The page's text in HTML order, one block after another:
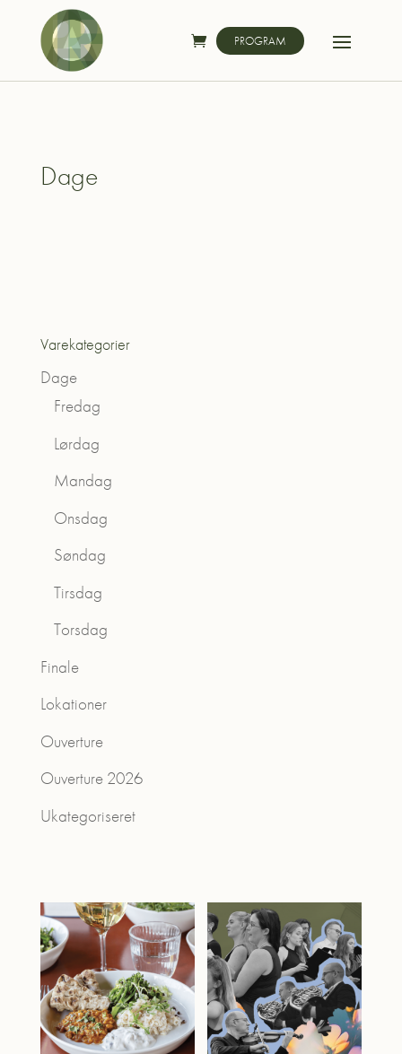
PROGRAM
Dage
Varekategorier
Dage
Fredag
Lørdag
Mandag
Onsdag
Søndag
Tirsdag
Torsdag
Finale
Lokationer
Ouverture
Ouverture 2026
Ukategoriseret